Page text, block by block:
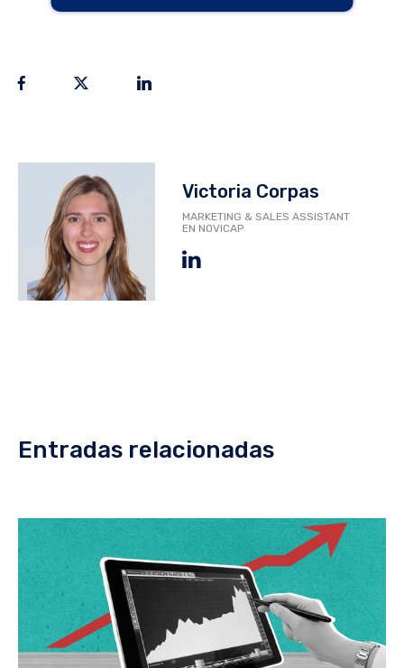
Victoria Corpas
MARKETING & SALES ASSISTANT
EN NOVICAP
Entradas relacionadas